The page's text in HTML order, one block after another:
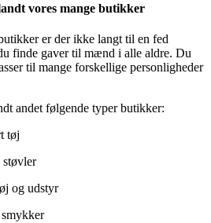
vores mange butikker
er der ikke langt til en fed
finde gaver til mænd i alle aldre. Du
til mange forskellige personligheder
andet følgende typer butikker:
tøj
og udstyr